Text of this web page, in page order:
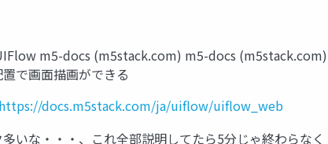
m5-docs (m5stack.com) m5-docs
で画面描画ができる
https://docs.m5stack.com/ja/uiflow/uiflow_web
いな・・・、これ全部説明してたら5分じゃ終わらな